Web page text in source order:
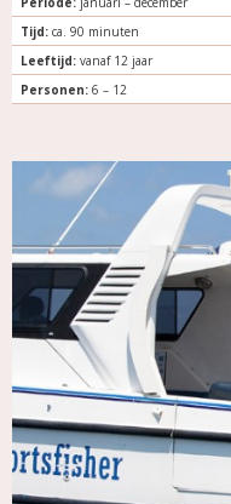
Tijd:ca. 90 minuten
Leeftijd:vanaf 12 jaar
Personen:6 – 12